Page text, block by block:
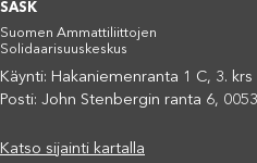
SASK
Suomen Ammattiliittojen
Solidaarisuuskeskus
Käynti: Hakaniemenranta 1 C, 3. krs
Posti: John Stenbergin ranta 6,
Katso sijainti kartalla